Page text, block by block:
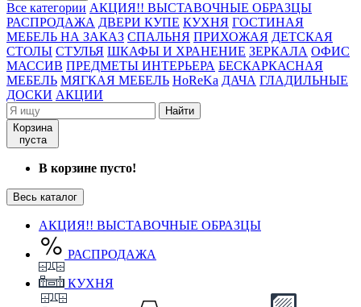
Все категории АКЦИЯ!! ВЫСТАВОЧНЫЕ ОБРАЗЦЫ
РАСПРОДАЖА ДВЕРИ КУПЕ КУХНЯ ГОСТИНАЯ
МЕБЕЛЬ НА ЗАКАЗ СПАЛЬНЯ ПРИХОЖАЯ ДЕТСКАЯ
СТОЛЫ СТУЛЬЯ ШКАФЫ И ХРАНЕНИЕ ЗЕРКАЛА ОФИС
МАССИВ ПРЕДМЕТЫ ИНТЕРЬЕРА БЕСКАРКАСНАЯ
МЕБЕЛЬ МЯГКАЯ МЕБЕЛЬ HoReKa ДАЧА ГЛАДИЛЬНЫЕ
ДОСКИ АКЦИИ
Найти
Корзина
пуста
В корзине пусто!
Весь каталог
АКЦИЯ!! ВЫСТАВОЧНЫЕ ОБРАЗЦЫ
РАСПРОДАЖА
КУХНЯ